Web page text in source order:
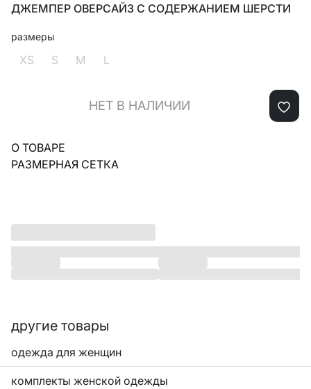
ДЖЕМПЕР ОВЕРСАЙЗ С СОДЕРЖАНИЕМ ШЕРСТИ
размеры
XS S M L
НЕТ В НАЛИЧИИ
О ТОВАРЕ
РАЗМЕРНАЯ СЕТКА
другие товары
одежда для женщин
комплекты женской одежды